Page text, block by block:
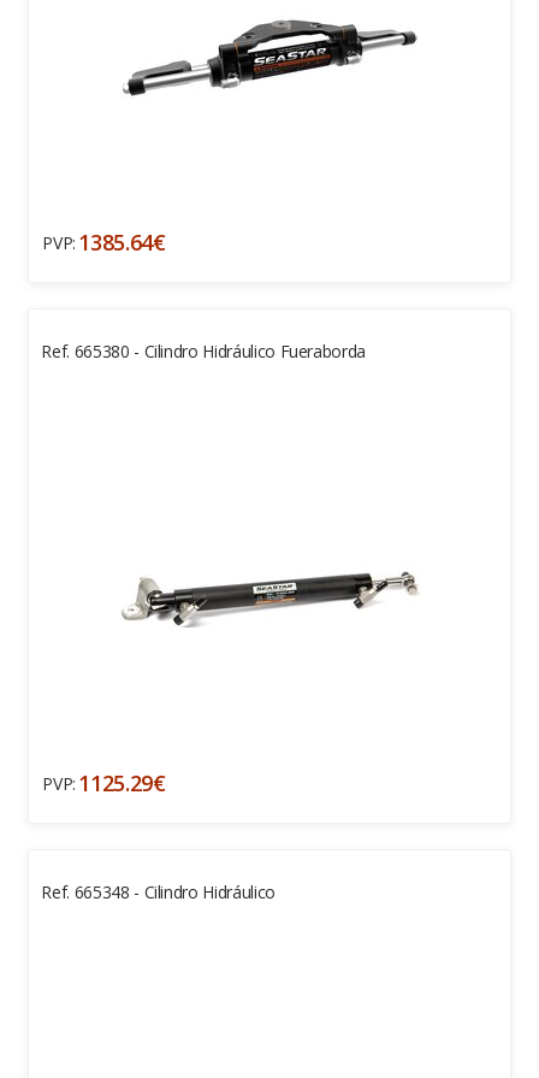
PVP: 1385.64€
Ref. 665380 - Cilindro Hidráulico Fueraborda
PVP: 1125.29€
Ref. 665348 - Cilindro Hidráulico